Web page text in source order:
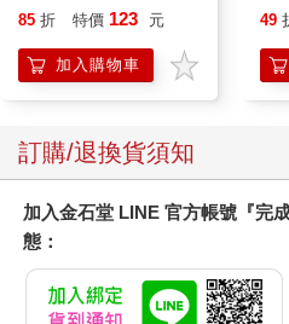
85 折 特價 123 元
加入購物車
禮
49
訂購/退換貨須知
加入金石堂 LINE 官方帳號『完
態：